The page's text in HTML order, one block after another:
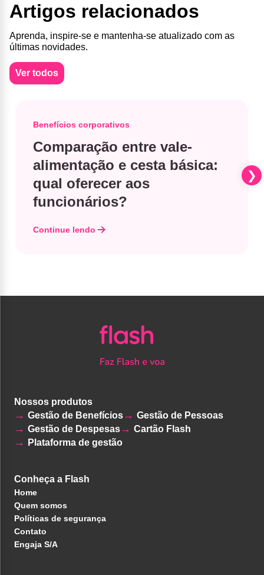
Artigos relacionados
Aprenda, inspire-se e mantenha-se atualizado com as
últimas novidades.
Ver todos
Benefícios corporativos
Comparação entre vale-
alimentação e cesta básica​:
qual oferecer aos
funcionários?
Continue lendo
Nossos produtos
Gestão de Benefícios
Gestão de Pessoas
Gestão de Despesas
Cartão Flash
Plataforma de gestão
Conheça a Flash
Home
Quem somos
Políticas de segurança
Contato
Engaja S/A